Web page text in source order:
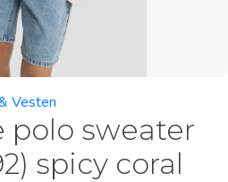
Vesten
polo sweater
spicy coral